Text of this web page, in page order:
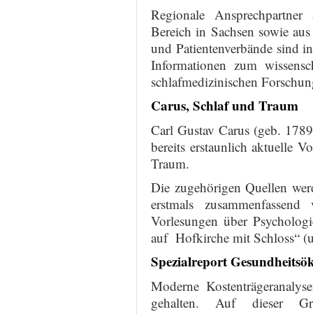
Regionale
Bereich in Sachsen sowie
und Patientenverbände sind
Informationen zum
schlafmedizinischen
Carus, Schlaf und Traum
Carl Gustav Carus (geb.
bereits erstaunlich aktuelle
Traum.
Die zugehörigen Quellen
erstmals
Vorlesungen über
auf Hofkirche mit Schloss“
Spezialreport
Moderne
gehalten. Auf dieser